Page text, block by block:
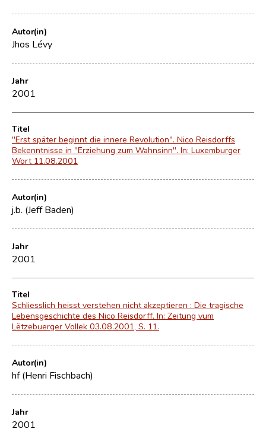
Autor(in)
Jhos Lévy
Jahr
2001
Titel
"Erst später beginnt die innere Revolution". Nico Reisdorffs
Bekenntnisse in "Erziehung zum Wahnsinn". In: Luxemburger
Wort 11.08.2001
Autor(in)
j.b. (Jeff Baden)
Jahr
2001
Titel
Schliesslich heisst verstehen nicht akzeptieren : Die tragische
Lebensgeschichte des Nico Reisdorff. In: Zeitung vum
Lëtzebuerger Vollek 03.08.2001, S. 11.
Autor(in)
hf (Henri Fischbach)
Jahr
2001